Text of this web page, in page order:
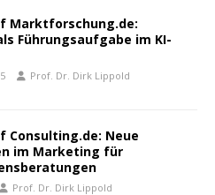
Marktforschung.de:
Führungsaufgabe im KI-
Prof. Dr. Dirk Lippold
Consulting.de: Neue
im Marketing für
Prof. Dr. Dirk Lippold